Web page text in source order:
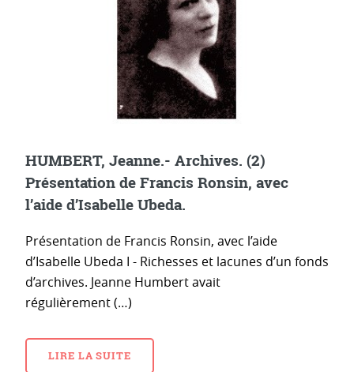
HUMBERT, Jeanne.- Archives. (2)
Présentation de Francis Ronsin, avec
l’aide d’Isabelle Ubeda.
Présentation de Francis Ronsin, avec l’aide
d’Isabelle Ubeda I - Richesses et lacunes d’un fonds
d’archives. Jeanne Humbert avait
régulièrement (…)
LIRE LA SUITE